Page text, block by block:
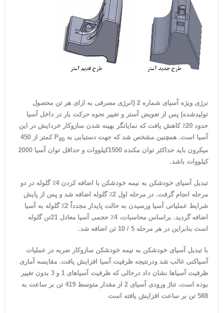
نرژی ویژه آسیای شماره 2 (انرژی مصرفی به ازای هر تن محصول
تولیدشده) پس از تعویض آستر و تغییر نحوه حرکت بار در داخل آسیا
حدود 20
٪ کاهش یافت که نمایانگر بهینه شدن سازوکار خردایش در این
آسیا است. همچنین مشخص شد که جهت دستیابی به
P80
کمتر از 450
میکرون باید حداکثر توان مکنده 1500کیلووات و حداقل توان آسیا 2000
کیلووات باشد.
تبدیل آسیای خودشکن به نیمه خودشکن با اضافه کردن 4 ٪ گلوله در دو
مرحله انجام گرفت. در مرحله اول 2
٪ گلوله اضافه شد و پس از پایش
شرایط عملیاتی آسیا ورسیدن به حالت پایدار مجدداً 2
٪ گلوله به آسیا
اضافه گردید. براساس محاسبات، 4
٪
حجمی آسیا معادل 21تن گلوله
است بنابراین در هر مرحله 5 / 10 تن اضافه شد.
با تبدیل آسیای خودشکن به نیمه خودشکن سازوکار ضربه در عملیات
آسیاکنی غالب شد ودرنتیجه ظرفیت آسیا افزایش یافت. مقایسه آماری
ظرفیت آسیاها نشان داد درحالی که ظرفیت آسیاهای 1 و 3 بدون تغییر
بوده است، تناژ ورودی آسیای 2 از مقدار متوسط 419 تن بر ساعت به
588 تن بر ساعت افزایش یافته است